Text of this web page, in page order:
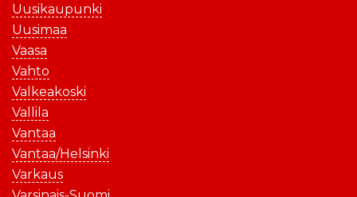
Uusikaupunki
Uusimaa
Vaasa
Vahto
Valkeakoski
Vallila
Vantaa
Vantaa/Helsinki
Varkaus